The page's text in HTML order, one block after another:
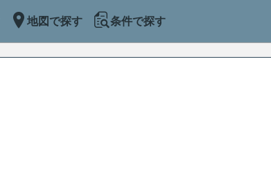
地図で探す 条件で探す